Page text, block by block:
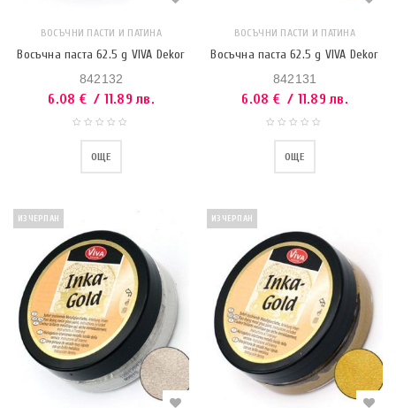
ВОСЪЧНИ ПАСТИ И ПАТИНА
Восъчна паста 62.5 g VIVA Dekor
842132
6.08 € / 11.89 лв.
ОЩЕ
ВОСЪЧНИ ПАСТИ И ПАТИНА
Восъчна паста 62.5 g VIVA Dekor
842131
6.08 € / 11.89 лв.
ОЩЕ
ИЗЧЕРПАН ИЗЧЕРПАН